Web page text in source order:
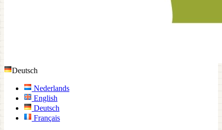
Deutsch
Nederlands
English
Deutsch
Français